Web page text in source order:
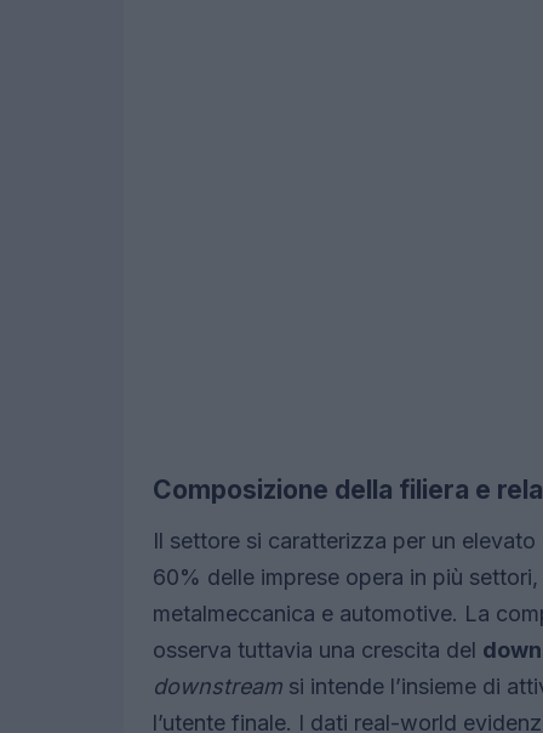
Composizione della filiera e
Il settore si caratterizza per un
60% delle imprese opera in più
metalmeccanica e automotive. La
osserva tuttavia una crescita del
downstream si intende l’insieme di
l’utente finale. I dati real-world